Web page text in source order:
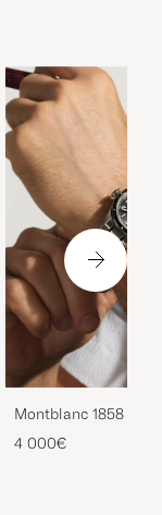
Montblanc 1858
Oxygen Black
4 000€